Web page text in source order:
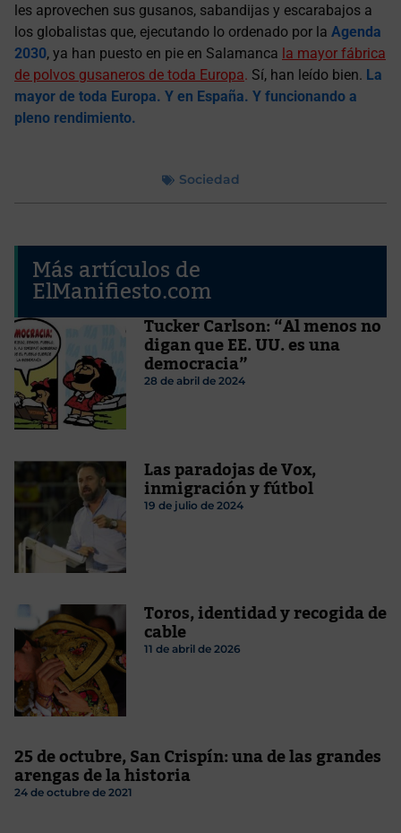
les aprovechen sus gusanos, sabandijas y escarabajos a
los globalistas que, ejecutando lo ordenado por la Agenda
2030, ya han puesto en pie en Salamanca la mayor fábrica
de polvos gusaneros de toda Europa. Sí, han leído bien. La
mayor de toda Europa. Y en España. Y funcionando a
pleno rendimiento.
Sociedad
Más artículos de
ElManifiesto.com
Tucker Carlson: “Al menos no
digan que EE. UU. es una
democracia”
28 de abril de 2024
Las paradojas de Vox,
inmigración y fútbol
19 de julio de 2024
Toros, identidad y recogida de
cable
11 de abril de 2026
25 de octubre, San Crispín: una de las grandes
arengas de la historia
24 de octubre de 2021